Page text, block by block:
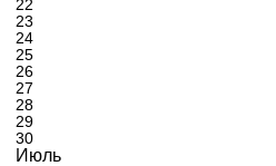
22
23
24
25
26
27
28
29
30
Июль